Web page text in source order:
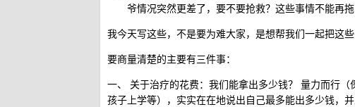
爷情况突然更差了，要不要抢救？这些事情不能再拖
我今天写这些，不是要为难大家，是想帮我们一起把这
要商量清楚的主要有三件事：
一、 关于治疗的花费：我们能拿出多少钱？ 量力而行
孩子上学等），实实在在地说出自己最多能出多少钱，